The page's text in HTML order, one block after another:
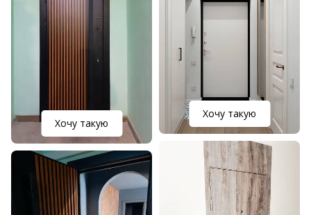
Хочу такую
Хочу такую